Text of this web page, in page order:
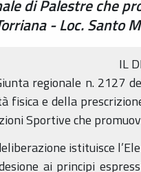
di Palestre che
- Loc. Santo
IL
regionale n. 2127
fisica e della
Sportive che
istituisce
ai principi